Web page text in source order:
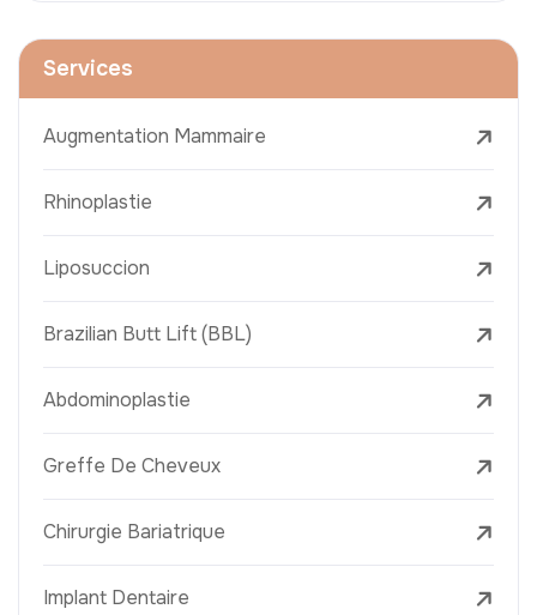
Services
Augmentation Mammaire
Rhinoplastie
Liposuccion
Brazilian Butt Lift (BBL)
Abdominoplastie
Greffe De Cheveux
Chirurgie Bariatrique
Implant Dentaire